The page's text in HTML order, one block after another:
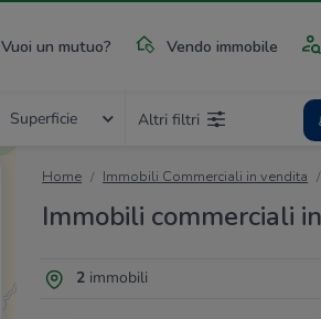
Vuoi un mutuo? Vendo immobile
Superficie Altri filtri
Home Immobili Commerciali in vendita
Immobili commerciali
2immobili